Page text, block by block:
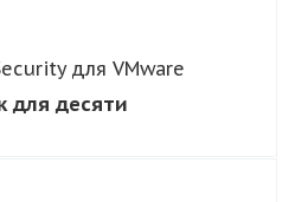
для VMware
для десяти